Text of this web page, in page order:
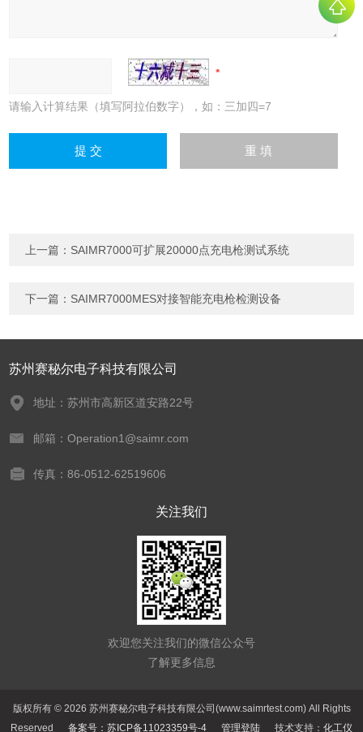
请输入计算结果（填写阿拉伯数字），如：三加四=7
上一篇： SAIMR7000可扩展20000点充电枪测试系统
下一篇： SAIMR7000MES对接智能充电枪检测设备
苏州赛秘尔电子科技有限公司
地址：苏州市高新区道安路22号
邮箱：Operation1@saimr.com
传真：86-0512-62519606
关注我们
欢迎您关注我们的微信公众号
了解更多信息
版权所有 © 2026 苏州赛秘尔电子科技有限公司(www.saimrtest.com) All Rights
Reserved 备案号：苏ICP备11023359号-4 管理登陆 技术支持： 化工仪